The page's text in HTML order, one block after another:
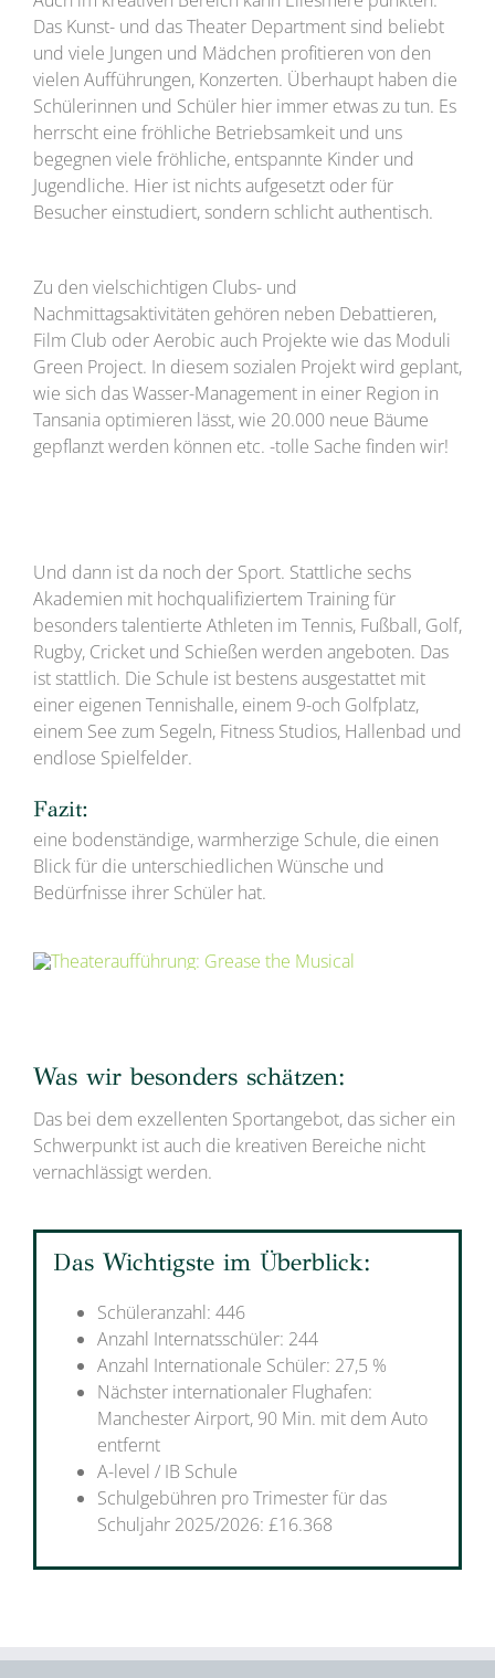
Das Kunst- und das Theater Department sind beliebt
und viele Jungen und Mädchen profitieren von den
vielen Aufführungen, Konzerten. Überhaupt haben die
Schülerinnen und Schüler hier immer etwas zu tun. Es
herrscht eine fröhliche Betriebsamkeit und uns
begegnen viele fröhliche, entspannte Kinder und
Jugendliche. Hier ist nichts aufgesetzt oder für
Besucher einstudiert, sondern schlicht authentisch.
Zu den vielschichtigen Clubs- und
Nachmittagsaktivitäten gehören neben Debattieren,
Film Club oder Aerobic auch Projekte wie das Moduli
Green Project. In diesem sozialen Projekt wird geplant,
wie sich das Wasser-Management in einer Region in
Tansania optimieren lässt, wie 20.000 neue Bäume
gepflanzt werden können etc. -tolle Sache finden wir!
Und dann ist da noch der Sport. Stattliche sechs
Akademien mit hochqualifiziertem Training für
besonders talentierte Athleten im Tennis, Fußball, Golf,
Rugby, Cricket und Schießen werden angeboten. Das
ist stattlich. Die Schule ist bestens ausgestattet mit
einer eigenen Tennishalle, einem 9-och Golfplatz,
einem See zum Segeln, Fitness Studios, Hallenbad und
endlose Spielfelder.
Fazit:
eine bodenständige, warmherzige Schule, die einen
Blick für die unterschiedlichen Wünsche und
Bedürfnisse ihrer Schüler hat.
Was wir besonders schätzen:
Das bei dem exzellenten Sportangebot, das sicher ein
Schwerpunkt ist auch die kreativen Bereiche nicht
vernachlässigt werden.
Das Wichtigste im Überblick:
Schüleranzahl: 446
Anzahl Internatsschüler: 244
Anzahl Internationale Schüler: 27,5 %
Nächster internationaler Flughafen:
Manchester Airport, 90 Min. mit dem Auto
entfernt
A-level / IB Schule
Schulgebühren pro Trimester für das
Schuljahr 2025/2026: £16.368